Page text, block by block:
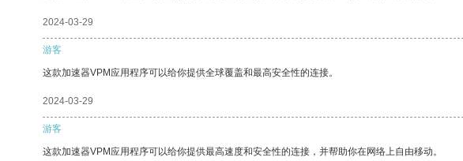
2024-03-29
游客
这款加速器VPM应用程序可以给你提供全球覆盖和最高安全性的连接。
2024-03-29
游客
这款加速器VPM应用程序可以给你提供最高速度和安全性的连接，并帮助你在网络上自由移动。